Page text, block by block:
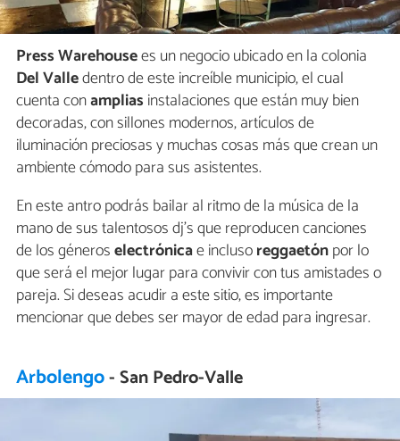
Press Warehousees un negocio ubicado en la colonia
Del Valledentro de este increíble municipio, el cual
cuenta conamplias instalaciones que están muy bien
decoradas, con sillones modernos, artículos de
iluminación preciosas y muchas cosas más que crean un
ambiente cómodo para sus asistentes.
En este antro podrás bailar al ritmo de la música de la
mano de sus talentosos dj's que reproducen canciones
de los géneroselectrónicae inclusoreggaetónpor lo
que será el mejor lugar para convivir con tus amistades o
pareja. Si deseas acudir a este sitio, es importante
mencionar que debes ser mayor de edad para ingresar.
Arbolengo- San Pedro-Valle